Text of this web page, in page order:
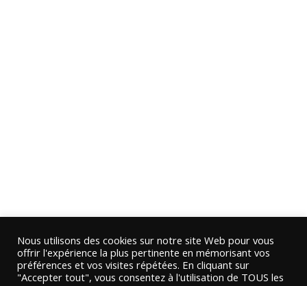
Nous utilisons des cookies sur notre site Web pour vous
offrir l'expérience la plus pertinente en mémorisant vos
préférences et vos visites répétées. En cliquant sur
"Accepter tout", vous consentez à l'utilisation de TOUS les